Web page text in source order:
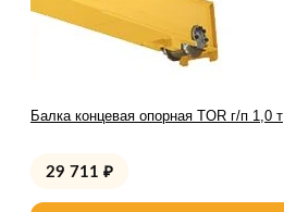
Балка концевая опорная TOR г/п 1,0 т
29 711 ₽